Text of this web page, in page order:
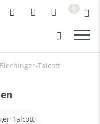
0
Talcott